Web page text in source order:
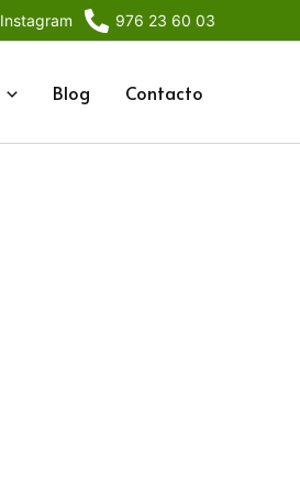
Instagram 976 23 60 03
Blog Contacto